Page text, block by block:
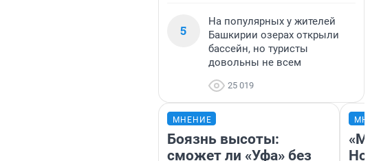
5
На популярных у жителей
Башкирии озерах открыли
бассейн, но туристы
довольны не всем
25 019
МНЕНИЕ
Боязнь высоты:
сможет ли «Уфа» без
«Мы